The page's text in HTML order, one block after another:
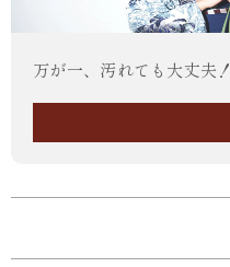
万が一、汚れても大丈夫！